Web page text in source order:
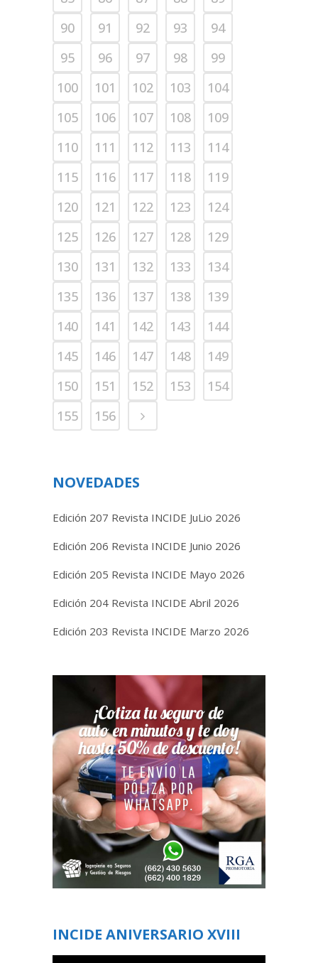
90
91 92 93
94
95
96 97 98
99
100
101 102 103
104
105
106 107 108
109
110
111 112 113
114
115
116 117 118
119
120
121 122 123
124
125
126 127 128
129
130
131 132 133
134
135
136 137 138
139
140
141 142 143
144
145
146 147 148
149
150
151 152 153
154
155
156
NOVEDADES
Edición 207 Revista INCIDE JuLio 2026
Edición 206 Revista INCIDE Junio 2026
Edición 205 Revista INCIDE Mayo 2026
Edición 204 Revista INCIDE Abril 2026
Edición 203 Revista INCIDE Marzo 2026
INCIDE ANIVERSARIO XVIII